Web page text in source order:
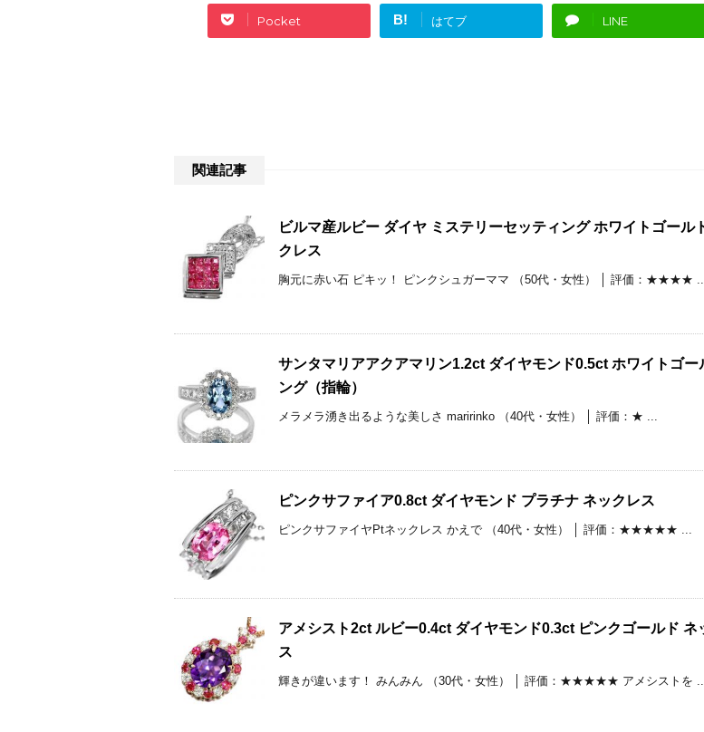
Pocket B! はてブ LINE
関連記事
ビルマ産ルビー ダイヤ ミステリーセッティング ホワイトゴール
クレス
胸元に赤い石 ピキッ！ ピンクシュガーママ （50代・女性） │ 評価：★★★★
サンタマリアアクアマリン1.2ct ダイヤモンド0.5ct ホワイトゴー
ング（指輪）
メラメラ湧き出るような美しさ maririnko （40代・女性） │ 評価：★ ...
ピンクサファイア0.8ct ダイヤモンド プラチナ ネックレス
ピンクサファイヤPtネックレス かえで （40代・女性） │ 評価：★★★★★ ...
アメシスト2ct ルビー0.4ct ダイヤモンド0.3ct ピンクゴールド ネ
ス
輝きが違います！ みんみん （30代・女性） │ 評価：★★★★★ アメシストを